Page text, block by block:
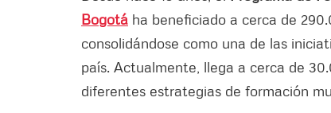
Bogotá ha beneficiado a cerca de
consolidándose como una de las
país. Actualmente, llega a cerca de
diferentes estrategias de formación